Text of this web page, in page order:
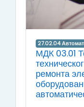
27.02.04
МДК 03.01
ремонта